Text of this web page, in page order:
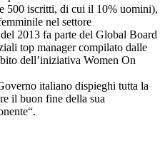
500 iscritti, di cui il 10% uomini),
nel settore
2013 fa parte del Global Board
top manager compilato dalle
dell’iniziativa Women On
italiano dispieghi tutta la
il buon fine della sua